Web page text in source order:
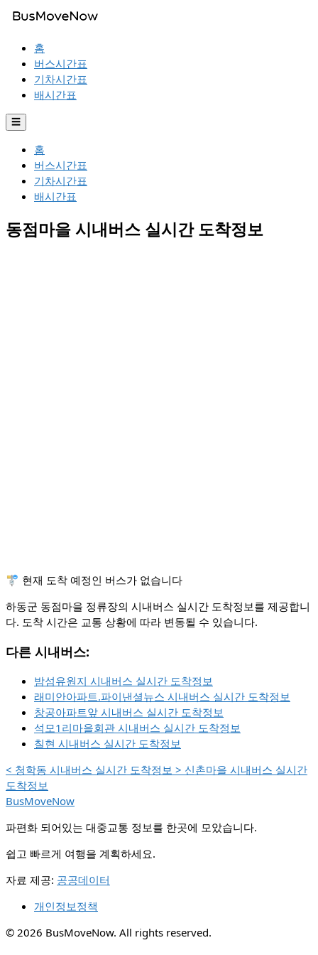
홈
버스시간표
기차시간표
배시간표
☰
홈
버스시간표
기차시간표
배시간표
동점마을 시내버스 실시간 도착정보
🚏 현재 도착 예정인 버스가 없습니다
하동군 동점마을 정류장의 시내버스 실시간 도착정보를 제공합니
다. 도착 시간은 교통 상황에 따라 변동될 수 있습니다.
다른 시내버스:
밤섬유원지 시내버스 실시간 도착정보
래미안아파트.파이낸셜뉴스 시내버스 실시간 도착정보
창공아파트앞 시내버스 실시간 도착정보
석모1리마을회관 시내버스 실시간 도착정보
칠현 시내버스 실시간 도착정보
< 청학동 시내버스 실시간 도착정보 > 신촌마을 시내버스 실시간
도착정보
BusMoveNow
파편화 되어있는 대중교통 정보를 한곳에 모았습니다.
쉽고 빠르게 여행을 계획하세요.
자료 제공: 공공데이터
개인정보정책
© 2026 BusMoveNow. All rights reserved.